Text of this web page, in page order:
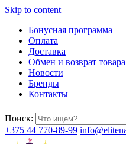
Skip to content
Бонусная программа
Оплата
Доставка
Обмен и возврат товара
Новости
Бренды
Контакты
Поиск:
+375 44 770-89-99